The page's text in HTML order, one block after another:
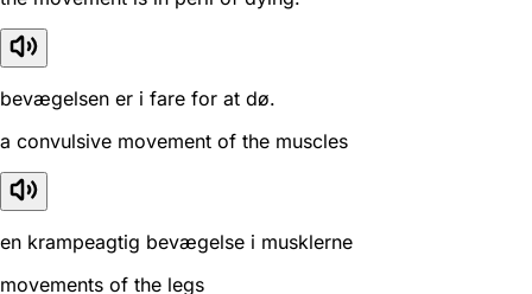
bevægelsen er i fare for at dø.
a convulsive movement of the muscles
en krampeagtig bevægelse i musklerne
movements of the legs